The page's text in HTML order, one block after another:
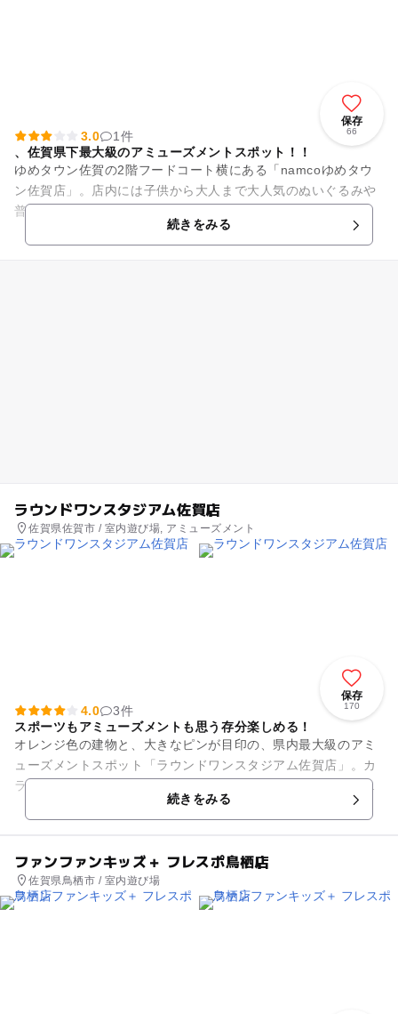
保存
66
3.0
1件
、佐賀県下最大級のアミューズメントスポット！！
ゆめタウン佐賀の2階フードコート横にある「namcoゆめタウ
ン佐賀店」。店内には子供から大人まで大人気のぬいぐるみや
普段なかなか見かけないBIGサイズのお菓子などなど様々な景
続きをみる
ラウンドワンスタジアム佐賀店
佐賀県佐賀市 / 室内遊び場, アミューズメント
保存
170
4.0
3件
スポーツもアミューズメントも思う存分楽しめる！
オレンジ色の建物と、大きなピンが目印の、県内最大級のアミ
ューズメントスポット「ラウンドワンスタジアム佐賀店」。カ
ラオケ、ボウリング、ダーツ、アミューズメントと、バラエテ
ィ豊かな施設が揃っており、...続きをみる
ファンファンキッズ＋ フレスポ鳥栖店
佐賀県鳥栖市 / 室内遊び場